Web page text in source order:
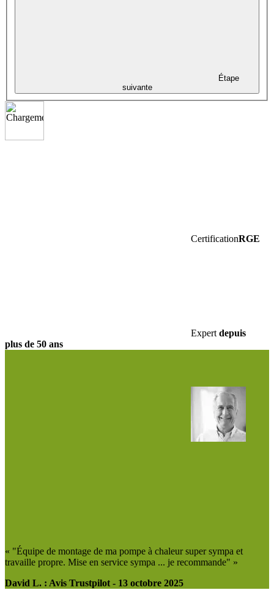
Étape
suivante
CertificationRGE
Expert depuis
plus de 50 ans
« "Équipe de montage de ma pompe à chaleur super sympa et
travaille propre. Mise en service sympa ... je recommande" »
David L. : Avis Trustpilot - 13 octobre 2025